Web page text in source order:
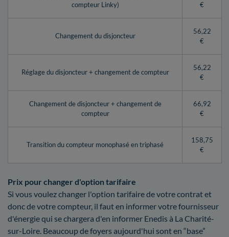
compteur Linky)
€
Changement du disjoncteur
56,22
€
Réglage du disjoncteur + changement de compteur
56,22
€
Changement de disjoncteur + changement de
compteur
66,92
€
Transition du compteur monophasé en triphasé
158,75
€
Prix pour changer d'option tarifaire
Si vous voulez changer l'option tarifaire de votre contrat et
donc de votre compteur, il faut en informer votre fournisseur
d'énergie qui se chargera d'en informer Enedis à La Charité-
sur-Loire. Beaucoup de foyers aujourd'hui sont en “base”